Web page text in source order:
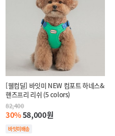
[웰컴딜] 바잇미 NEW 컴포트 하네스&
핸즈프리 리쉬 (5 colors)
82,400
30%58,000원
바잇미배송